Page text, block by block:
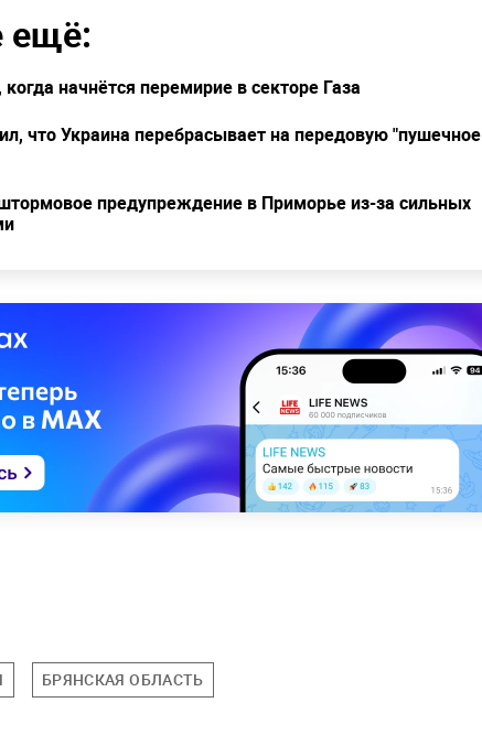
ещё:
когда начнётся перемирие в секторе Газа
что Украина перебрасывает на передовую "пушечное
предупреждение в Приморье из-за сильных
БРЯНСКАЯ ОБЛАСТЬ